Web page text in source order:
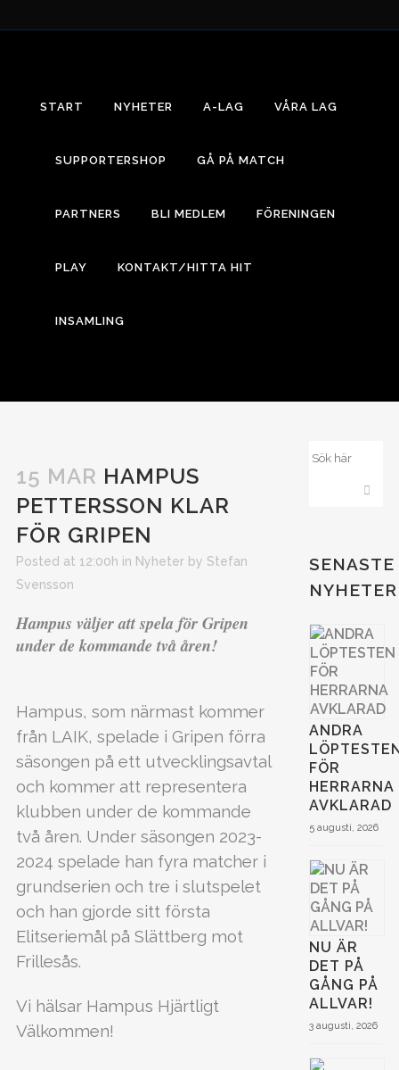
START NYHETER A-LAG VÅRA LAG
SUPPORTERSHOP GÅ PÅ MATCH
PARTNERS BLI MEDLEM FÖRENINGEN
PLAY KONTAKT/HITTA HIT
INSAMLING
15 MAR HAMPUS
PETTERSSON KLAR
FÖR GRIPEN
Posted at 12:00h in Nyheter by Stefan
Svensson
Hampus väljer att spela för Gripen
under de kommande två åren!
Hampus, som närmast kommer
från LAIK, spelade i Gripen förra
säsongen på ett utvecklingsavtal
och kommer att representera
klubben under de kommande
två åren. Under säsongen 2023-
2024 spelade han fyra matcher i
grundserien och tre i slutspelet
och han gjorde sitt första
Elitseriemål på Slättberg mot
Frillesås.
Vi hälsar Hampus Hjärtligt
Välkommen!
SENASTE
NYHETER
ANDRA
FÖR
HERRARNA
AVKLARAD
5 augusti, 2026
NU ÄR
DET PÅ
GÅNG PÅ
ALLVAR!
3 augusti, 2026